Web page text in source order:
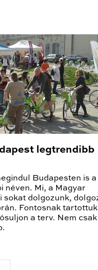
legtrendibb
Budapesten is a
néven. Mi, a Magyar
sokat dolgozunk,
Fontosnak
a terv. Nem